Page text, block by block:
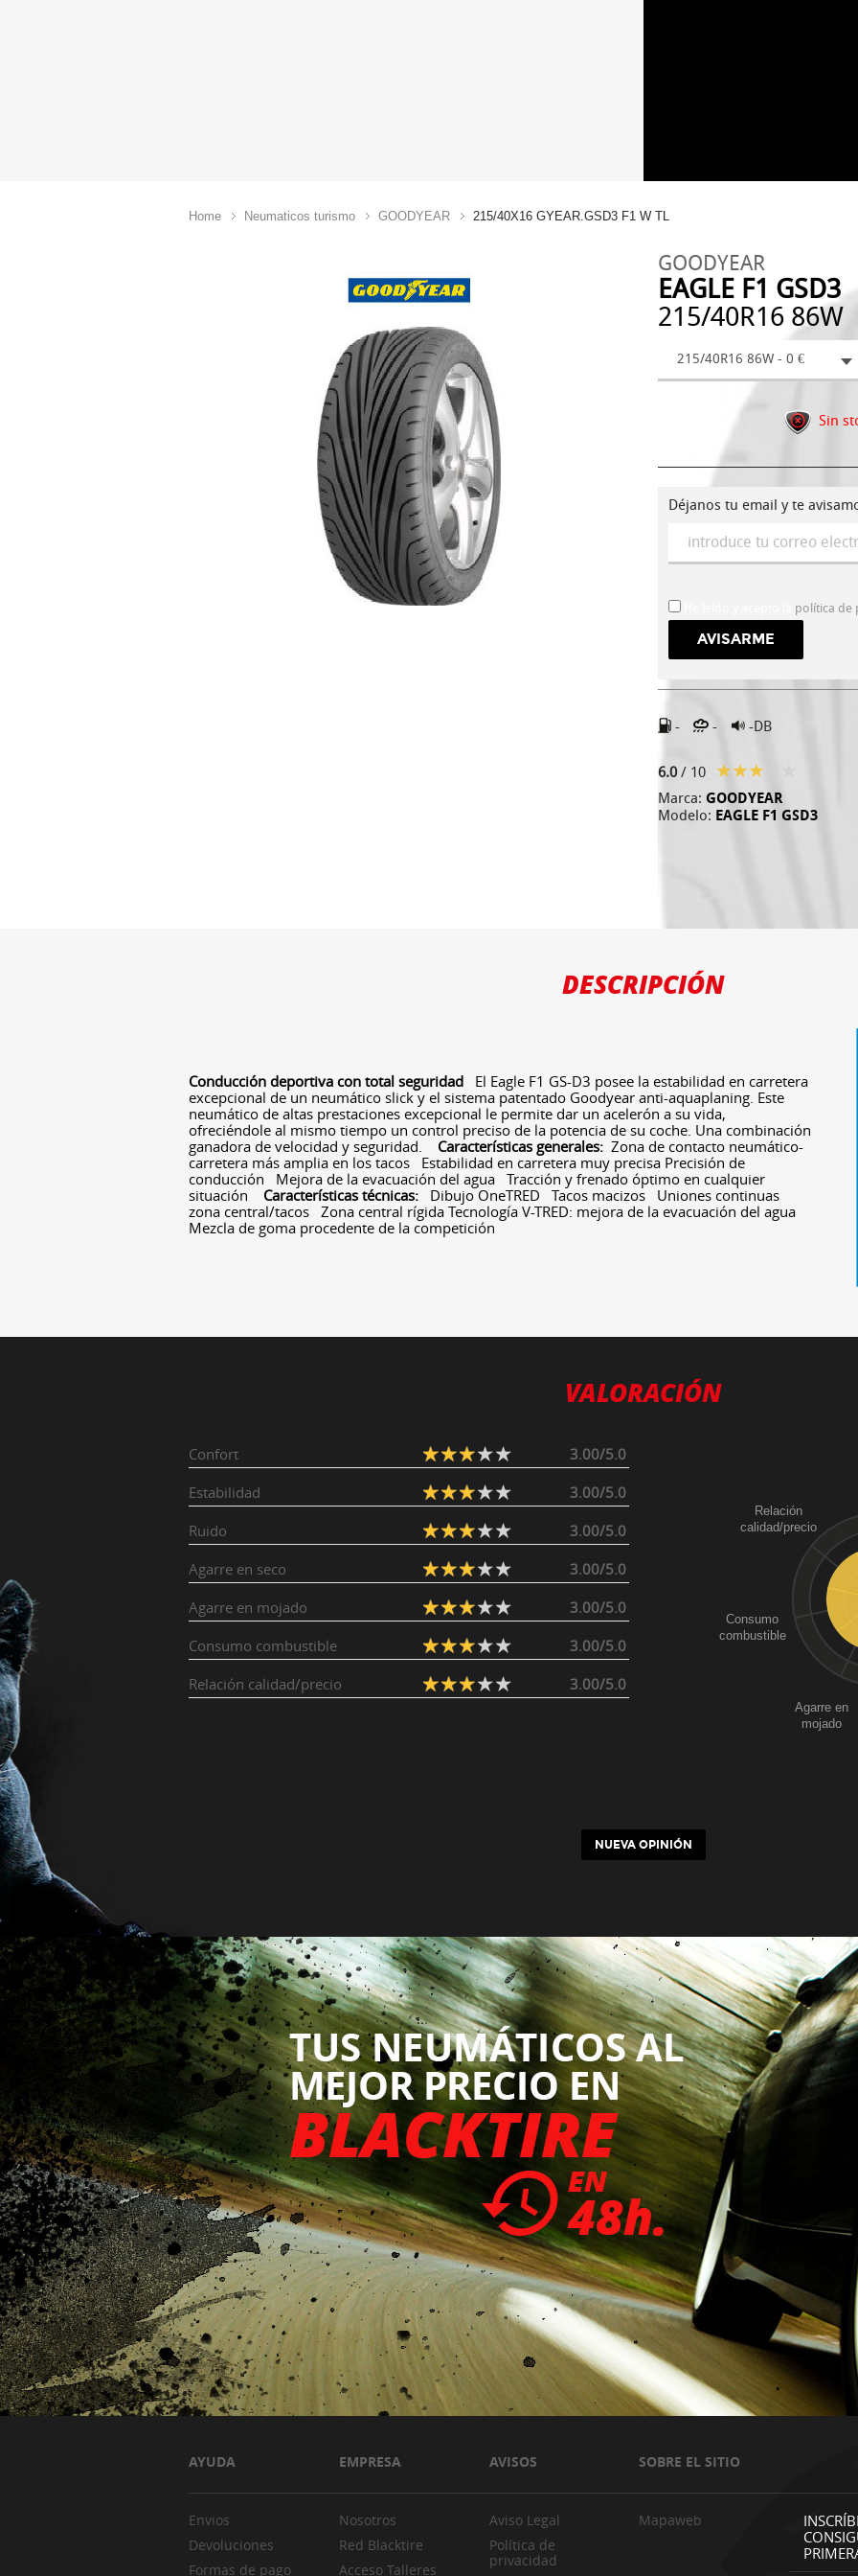
Home Neumaticos turismo GOODYEAR 215/40X16 GYEAR.GSD3 F1 W TL
GOODYEAR
EAGLE F1 GSD3
215/40R16 86W
215/40R16 86W - 0 €
Sin
Déjanos tu email y te
política de
- - -DB
6.0/ 10
Marca: GOODYEAR
Modelo: EAGLE F1 GSD3
DESCRIPCIÓN
Conducción deportiva con total seguridad El Eagle F1 GS-D3 posee la estabilidad en carretera
excepcional de un neumático slick y el sistema patentado Goodyear anti-aquaplaning. Este
neumático de altas prestaciones excepcional le permite dar un acelerón a su vida,
ofreciéndole al mismo tiempo un control preciso de la potencia de su coche. Una combinación
ganadora de velocidad y seguridad. Características generales: Zona de contacto neumático-
carretera más amplia en los tacos Estabilidad en carretera muy precisa Precisión de
conducción Mejora de la evacuación del agua Tracción y frenado óptimo en cualquier
situación Características técnicas:
Dibujo OneTRED Tacos macizos Uniones continuas
zona central/tacos Zona central rígida Tecnología V-TRED: mejora de la evacuación del agua
Mezcla de goma procedente de la competición
VALORACIÓN
Confort
3.00/5.0
Estabilidad
3.00/5.0
Ruido
3.00/5.0
Agarre en seco
3.00/5.0
Agarre en mojado
3.00/5.0
Consumo combustible
3.00/5.0
Relación calidad/precio
3.00/5.0
Agarre en
mojado
Consumo
combustible
Relación
calidad/precio
NUEVA OPINIÓN
AYUDA EMPRESA AVISOS SOBRE EL SITIO
Envios
Devoluciones
Formas de pago
Nosotros
Red Blacktire
Acceso Talleres
Aviso Legal
Política de
privacidad
Mapaweb